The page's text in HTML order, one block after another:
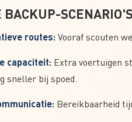
BACKUP-SCENARIO'S
routes: Vooraf scouten
capaciteit: Extra voertuigen
sneller bij spoed.
Bereikbaarheid